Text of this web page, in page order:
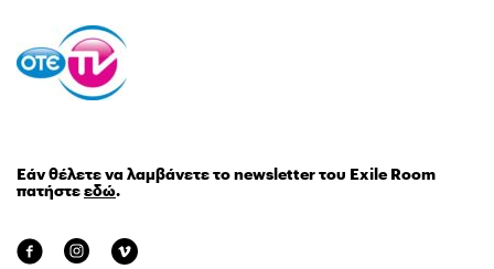
Εάν θέλετε να λαμβάνετε το newsletter του Exile Room
πατήστεεδώ.